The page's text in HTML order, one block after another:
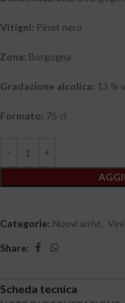
Vitigni: Pinot nero
Zona: Borgogna
Gradazione alcolica: 13 %
Formato: 75 cl
Categorie: Nuovi arrivi ,
Share:
Scheda tecnica